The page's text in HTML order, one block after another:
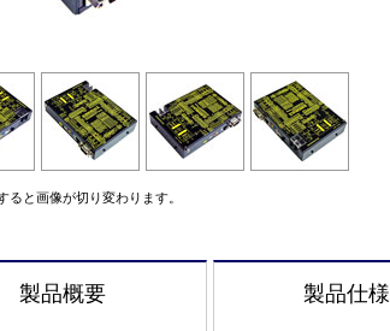
ると画像が切り変わります。
製品概要 製品仕様